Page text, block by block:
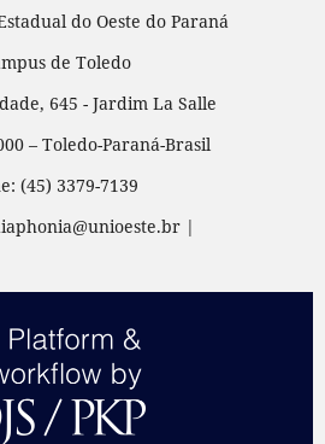
do Oeste do Paraná
de Toledo
645 - Jardim La Salle
– Toledo-Paraná-Brasil
(45) 3379-7139
|